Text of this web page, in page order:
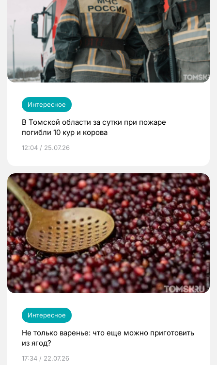
Интересное
В Томской области за сутки при пожаре
погибли 10 кур и корова
12:04 / 25.07.26
Интересное
Не только варенье: что еще можно приготовить
из ягод?
17:34 / 22.07.26